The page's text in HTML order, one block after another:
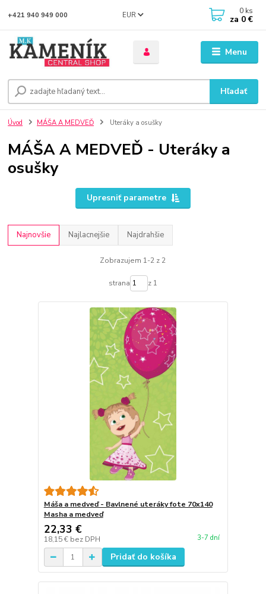
Menu
EUR
Hľadať
+421 940 949 000 0 ks
za 0 €
Úvod MÁŠA A MEDVEĎ Uteráky a osušky
MÁŠA A MEDVEĎ - Uteráky a
osušky
Upresniť parametre
Najnovšie Najlacnejšie Najdrahšie
Zobrazujem 1-2 z 2
strana z 1
Máša a medveď - Bavlnené uteráky fote 70x140
Masha a medveď
22,33 €
18,15 € bez DPH 3-7 dní
Pridať do košíka